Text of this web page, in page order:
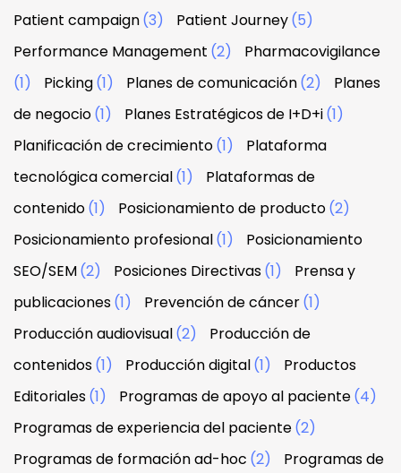
Patient campaign(3) Patient Journey(5)
Performance Management (2)
Pharmacovigilance
(1)
Picking(1) Planes de comunicación(2)
Planes
de negocio(1) Planes Estratégicos de I+D+i(1)
Planificación de crecimiento(1)
Plataforma
tecnológica comercial(1)
Plataformas de
contenido(1) Posicionamiento de producto(2)
Posicionamiento profesional(1)
Posicionamiento
SEO/SEM(2) Posiciones Directivas(1)
Prensa y
publicaciones(1) Prevención de cáncer(1)
Producción audiovisual(2)
Producción de
contenidos(1) Producción digital(1)
Productos
Editoriales(1) Programas de apoyo al paciente(4)
Programas de experiencia del paciente(2)
Programas de formación ad-hoc (2) Programas de